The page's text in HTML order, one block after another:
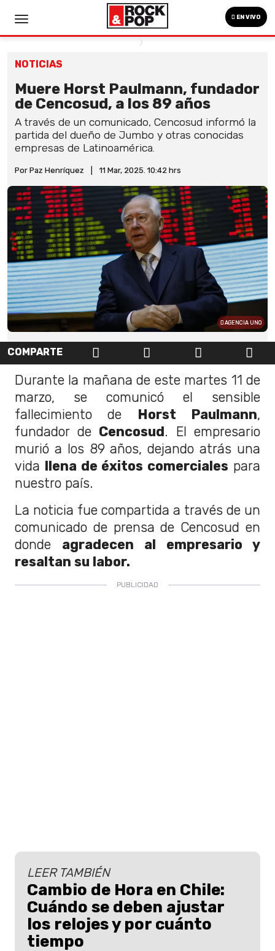
EN VIVO
NOTICIAS
Muere Horst Paulmann, fundador
de Cencosud, a los 89 años
A través de un comunicado, Cencosud informó la
partida del dueño de Jumbo y otras conocidas
empresas de Latinoamérica.
Por Paz Henríquez 11 Mar, 2025. 10:42 hrs
AGENCIA UNO
COMPARTE
Durante la mañana de este martes 11 de
marzo, se comunicó el sensible
fallecimiento de Horst Paulmann,
fundador de Cencosud. El empresario
murió a los 89 años, dejando atrás una
vida llena de éxitos comerciales para
nuestro país.
La noticia fue compartida a través de un
comunicado de prensa de Cencosud en
donde agradecen al empresario y
resaltan su labor.
LEER TAMBIÉN
Cambio de Hora en Chile:
Cuándo se deben ajustar
los relojes y por cuánto
tiempo